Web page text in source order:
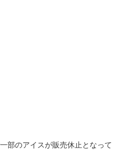
部のアイスが販売休止となって